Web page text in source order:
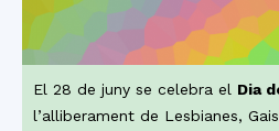
El 28 de juny se celebra el Dia
l’alliberament de Lesbianes,